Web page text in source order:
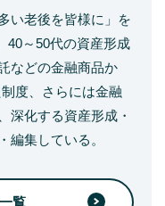
い老後を皆様に」を
40～50代の資産形成
などの金融商品か
度、さらには金融
深化する資産形成・
編集している。
覧